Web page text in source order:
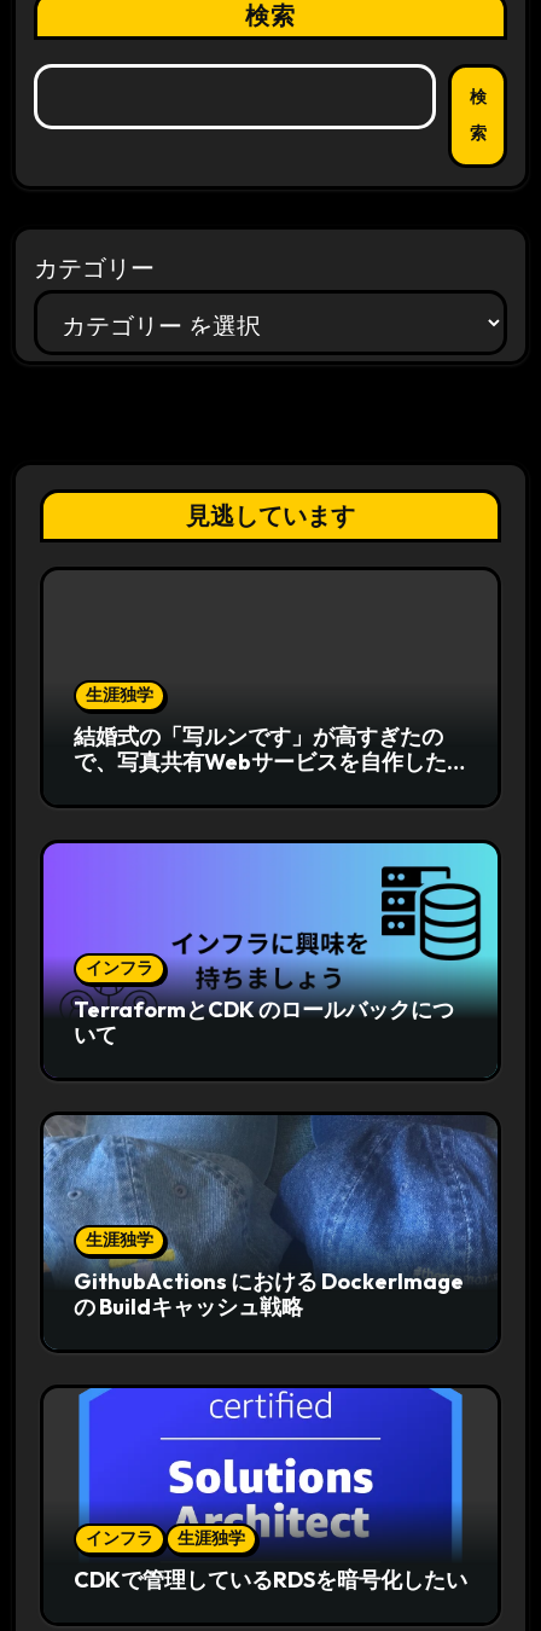
検索
検
索
カテゴリー
見逃しています
生涯独学
結婚式の「写ルンです」が高すぎたの
で、写真共有Webサービスを自作した
インフラ
TerraformとCDK のロールバックにつ
いて
生涯独学
GithubActions における DockerImage
の Buildキャッシュ戦略
インフラ 生涯独学
CDKで管理しているRDSを暗号化したい